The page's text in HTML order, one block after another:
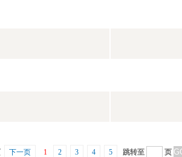
下一页 1 2 3 4 5 跳转至 页